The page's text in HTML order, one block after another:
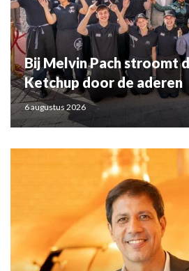
Bij Melvin Pach stroomt
Ketchup door de aderen
6 augustus 2026